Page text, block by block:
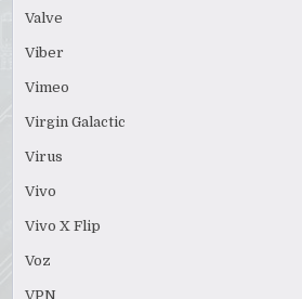
Valve
Viber
Vimeo
Virgin Galactic
Virus
Vivo
Vivo X Flip
Voz
VPN